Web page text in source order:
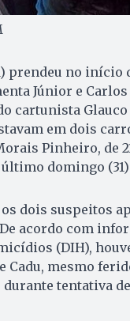
no início
Júnior e
cartunista
em dois
Pinheiro, de
domingo
dois suspeitos
acordo com
(DIH),
Cadu, mesmo
tentativa